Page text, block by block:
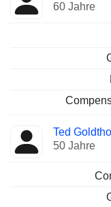
60 Jahre
Ted
50 Jahre